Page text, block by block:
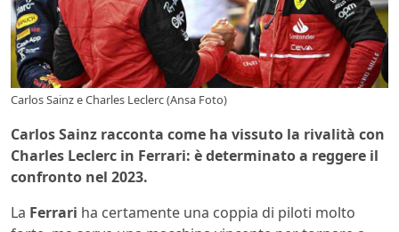
Carlos Sainz e Charles Leclerc (Ansa Foto)
Carlos Sainz racconta come ha vissuto la rivalità con
Charles Leclerc in Ferrari: è determinato a reggere il
confronto nel 2023.
La Ferrari ha certamente una coppia di piloti molto